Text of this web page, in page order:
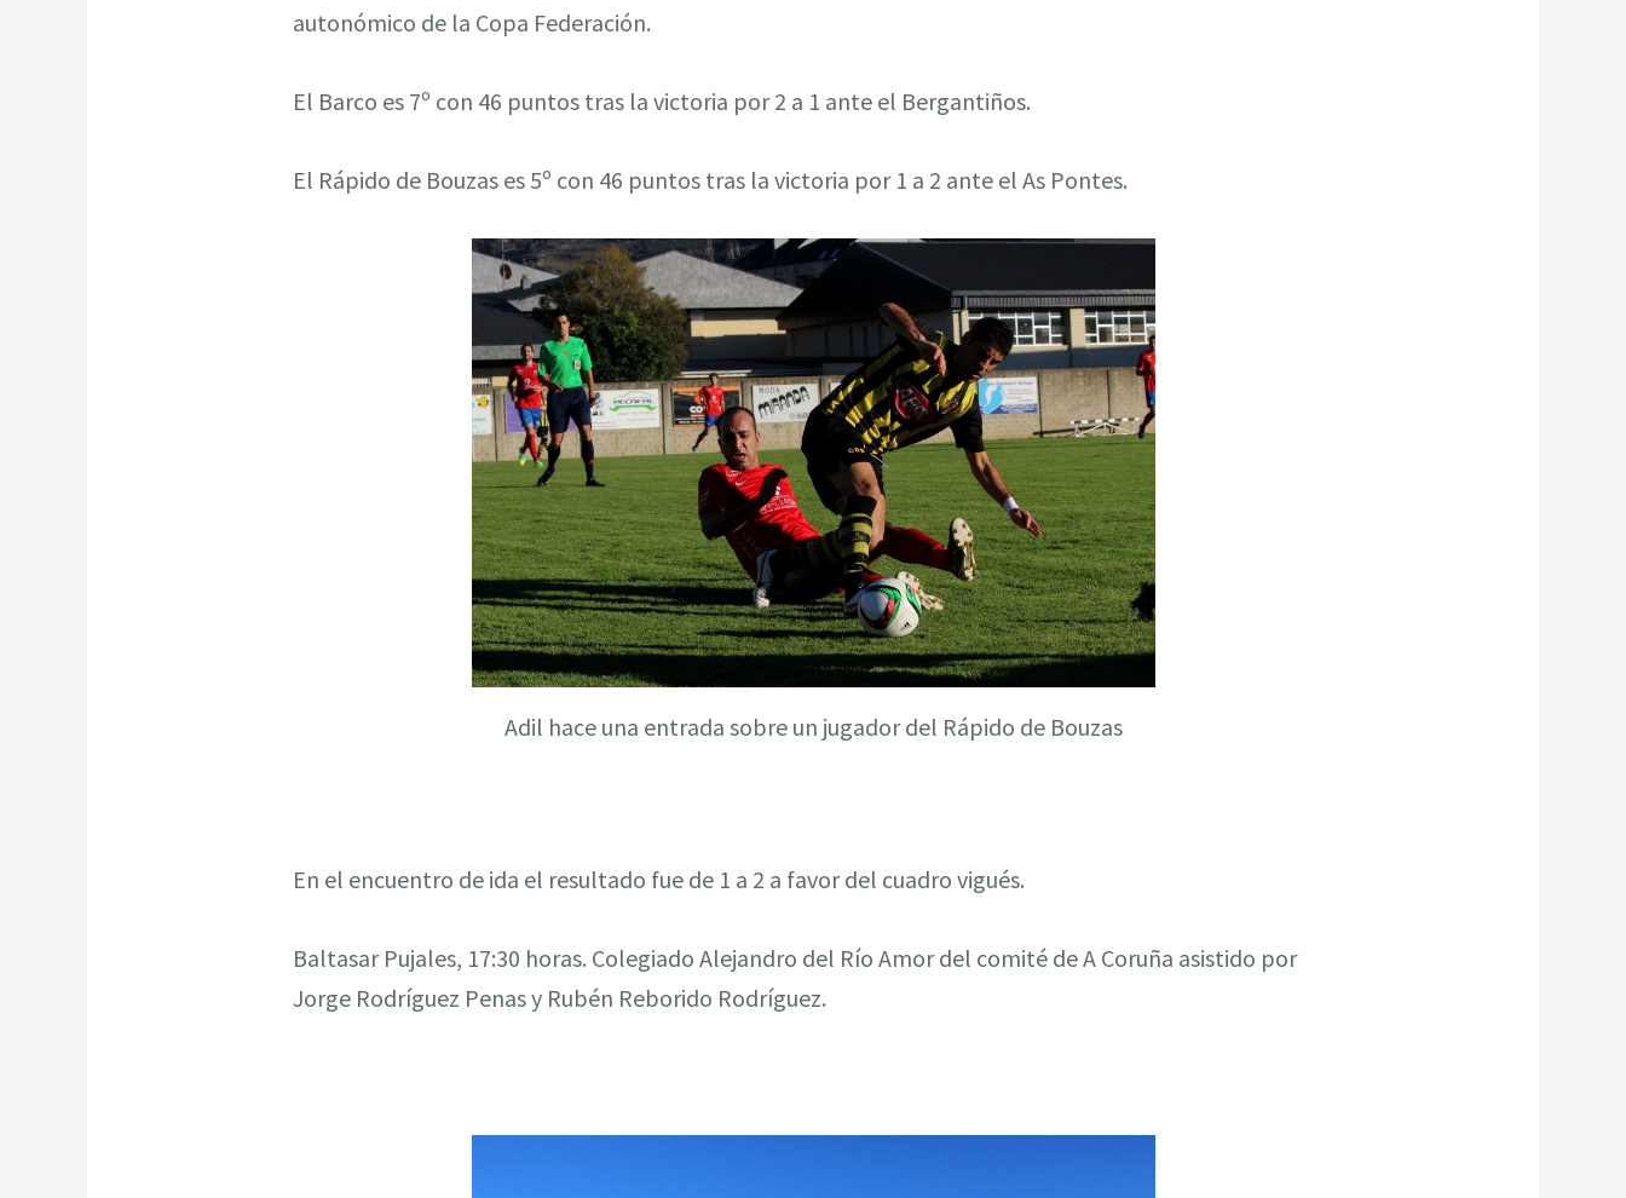
autonómico de la Copa Federación.
El Barco es 7º con 46 puntos tras la victoria por 2 a 1 ante el Bergantiños.
El Rápido de Bouzas es 5º con 46 puntos tras la victoria por 1 a 2 ante el As Pontes.
Adil hace una entrada sobre un jugador del Rápido de Bouzas
En el encuentro de ida el resultado fue de 1 a 2 a favor del cuadro vigués.
Baltasar Pujales, 17:30 horas. Colegiado Alejandro del Río Amor del comité de A Coruña asistido por
Jorge Rodríguez Penas y Rubén Reborido Rodríguez.